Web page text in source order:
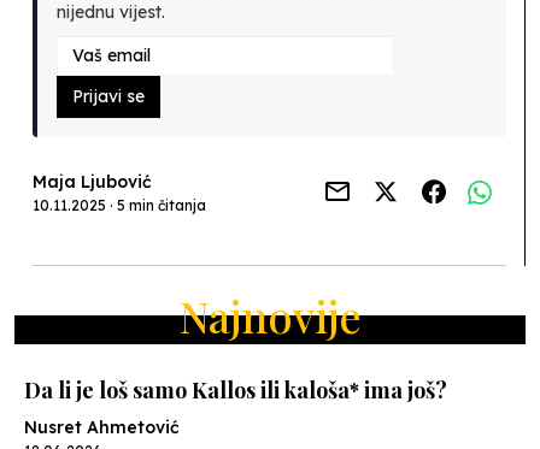
nijednu vijest.
Prijavi se
Maja Ljubović
10.11.2025 · 5 min čitanja
Najnovije
Da li je loš samo Kallos ili kaloša* ima još?
Nusret Ahmetović